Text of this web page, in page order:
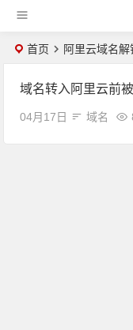
首页 阿里云域名解
域名转入阿里云前
04月17日 域名